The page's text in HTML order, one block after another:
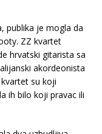
publika je mogla da
ZZ kvartet
hrvatski gitarista sa
akordeonista
su koji
ih bilo koji pravac ili